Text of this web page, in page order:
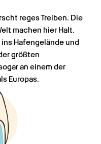
reges Treiben. Die
machen hier Halt.
Hafengelände und
größten
an einem der
Europas.